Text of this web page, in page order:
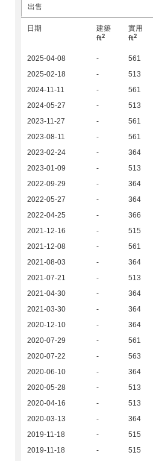
出售
日期
建築
ft2
實用
ft2
2025-04-08 - 561
2025-02-18 - 513
2024-11-11 - 561
2024-05-27 - 513
2023-11-27 - 561
2023-08-11 - 561
2023-02-24 - 364
2023-01-09 - 513
2022-09-29 - 364
2022-05-27 - 364
2022-04-25 - 366
2021-12-16 - 515
2021-12-08 - 561
2021-08-03 - 364
2021-07-21 - 513
2021-04-30 - 364
2021-03-30 - 364
2020-12-10 - 364
2020-07-29 - 561
2020-07-22 - 563
2020-06-10 - 364
2020-05-28 - 513
2020-04-16 - 513
2020-03-13 - 364
2019-11-18 - 515
2019-11-18 - 515